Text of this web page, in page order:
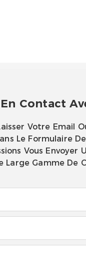
Contact
Votre Email
Le Formulaire
Vous Envoyer
Large Gamme De